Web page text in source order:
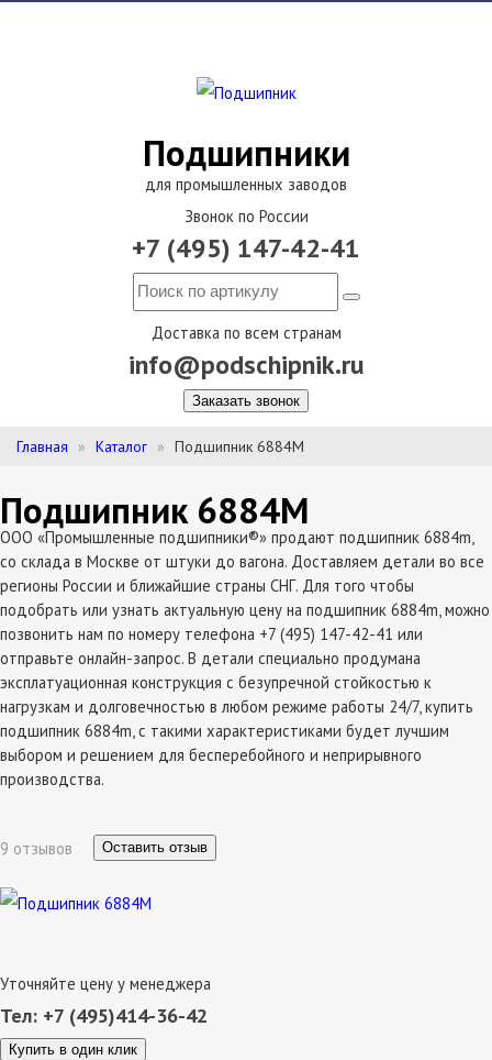
Подшипники
для промышленных заводов
Звонок по России
+7 (495) 147-42-41
Доставка по всем странам
info@podschipnik.ru
Заказать звонок
Главная Каталог Подшипник 6884M
Подшипник 6884M
ООО «Промышленные подшипники®» продают подшипник 6884m,
со склада в Москве от штуки до вагона. Доставляем детали во все
регионы России и ближайшие страны СНГ. Для того чтобы
подобрать или узнать актуальную цену на подшипник 6884m, можно
позвонить нам по номеру телефона +7 (495) 147-42-41 или
отправьте онлайн-запрос. В детали специально продумана
эксплатуационная конструкция с безупречной стойкостью к
нагрузкам и долговечностью в любом режиме работы 24/7, купить
подшипник 6884m, с такими характеристиками будет лучшим
выбором и решением для бесперебойного и неприрывного
производства.
9 отзывов Оставить отзыв
Уточняйте цену у менеджера
Тел: +7 (495)414-36-42
Купить в один клик